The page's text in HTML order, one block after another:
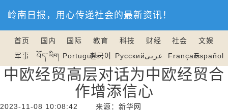
岭南日报，用心传递社会的最新资讯！
首页 国内 国际 教育 科技 财经 社会
文娱
军事
བོད་ཡིག Português한국어 Русскийعربى FrançaisEspañol
中欧经贸高层对话为中欧经贸合
作增添信心
2023-11-08 10:08:42 来源：新华网